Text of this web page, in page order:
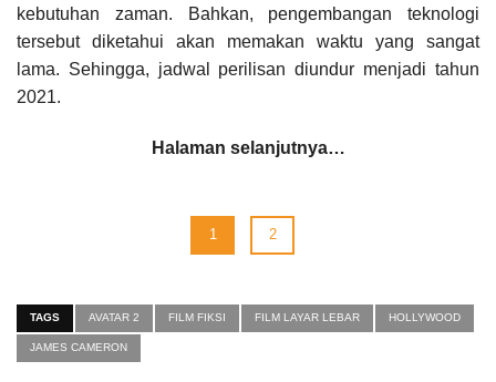
kebutuhan zaman. Bahkan, pengembangan teknologi
tersebut diketahui akan memakan waktu yang sangat
lama. Sehingga, jadwal perilisan diundur menjadi tahun
2021.
Halaman selanjutnya…
1 2
TAGS AVATAR 2 FILM FIKSI FILM LAYAR LEBAR HOLLYWOOD
JAMES CAMERON